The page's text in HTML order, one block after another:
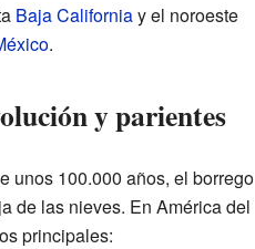
Baja Californiay el noroeste
.
y parientes
unos 100.000 años, el borrego
de las nieves. En América del
principales: